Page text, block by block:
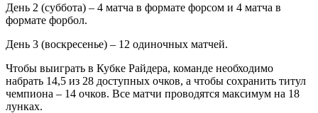
День 2 (суббота) – 4 матча в формате форсом и 4 матча в
формате форбол.
День 3 (воскресенье) – 12 одиночных матчей.
Чтобы выиграть в Кубке Райдера, команде необходимо
набрать 14,5 из 28 доступных очков, а чтобы сохранить титул
чемпиона – 14 очков. Все матчи проводятся максимум на 18
лунках.